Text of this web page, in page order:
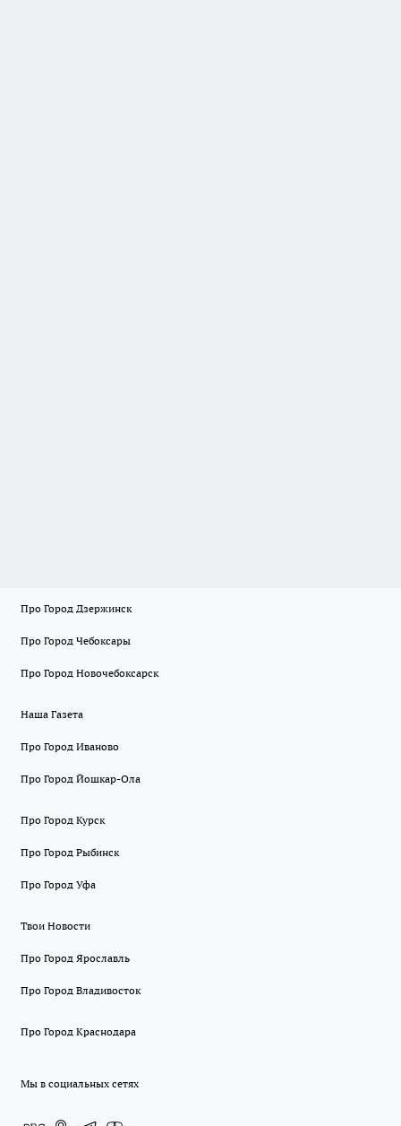
Про Город Дзержинск
Про Город Чебоксары
Про Город Новочебоксарск
Наша Газета
Про Город Иваново
Про Город Йошкар-Ола
Про Город Курск
Про Город Рыбинск
Про Город Уфа
Твои Новости
Про Город Ярославль
Про Город Владивосток
Про Город Краснодара
Мы в социальных сетях